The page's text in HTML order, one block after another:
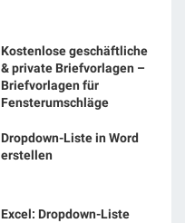
Kostenlose geschäftliche
& private Briefvorlagen –
Briefvorlagen für
Fensterumschläge
Dropdown-Liste in Word
erstellen
Excel: Dropdown-Liste